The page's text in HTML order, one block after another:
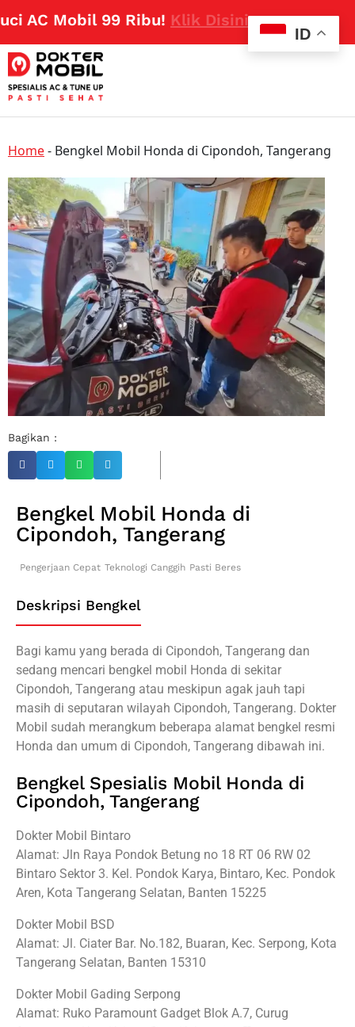
Mobil 99 Ribu!Klik Disini
Home- Bengkel Mobil Honda di Cipondoh, Tangerang
Bagikan :
Bengkel Mobil Honda di
Cipondoh, Tangerang
Pengerjaan Cepat Teknologi Canggih Pasti Beres
Deskripsi Bengkel
Bagi kamu yang berada di Cipondoh, Tangerang dan
sedang mencari bengkel mobil Honda di sekitar
Cipondoh, Tangerang atau meskipun agak jauh tapi
masih di seputaran wilayah Cipondoh, Tangerang. Dokter
Mobil sudah merangkum beberapa alamat bengkel resmi
Honda dan umum di Cipondoh, Tangerang dibawah ini.
Bengkel Spesialis Mobil Honda di
Cipondoh, Tangerang
Dokter Mobil Bintaro
Alamat: Jln Raya Pondok Betung no 18 RT 06 RW 02
Bintaro Sektor 3. Kel. Pondok Karya, Bintaro, Kec. Pondok
Aren, Kota Tangerang Selatan, Banten 15225
Dokter Mobil BSD
Alamat: Jl. Ciater Bar. No.182, Buaran, Kec. Serpong, Kota
Tangerang Selatan, Banten 15310
Dokter Mobil Gading Serpong
Alamat: Ruko Paramount Gadget Blok A.7, Curug
ID